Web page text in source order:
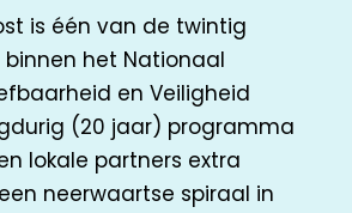
is één van de twintig
het Nationaal
en Veiligheid
(20 jaar) programma
lokale partners extra
neerwaartse spiraal in